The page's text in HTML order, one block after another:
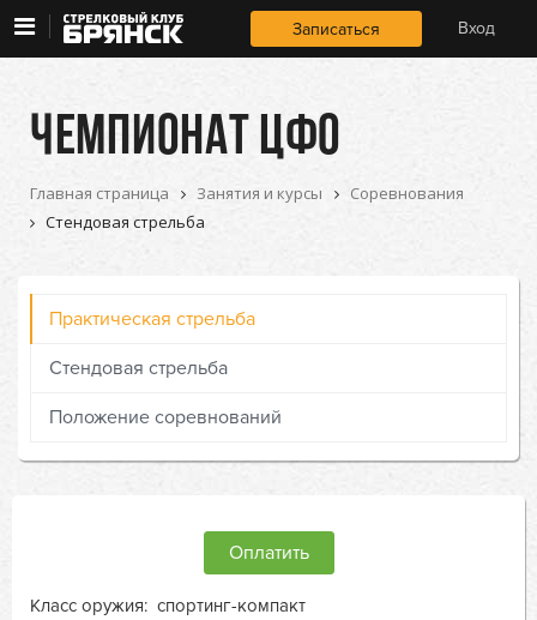
Занятия и курсы
О клубе
Записаться Вход
Занятия
и курсы
и цены
клубе
ЧЕМПИОНАТ ЦФО
Главная страница Занятия и курсы
Соревнования
Стендовая стрельба
Оплатить
Класс оружия: спортинг-компакт
Практическая стрельба
Стендовая стрельба
Положение соревнований